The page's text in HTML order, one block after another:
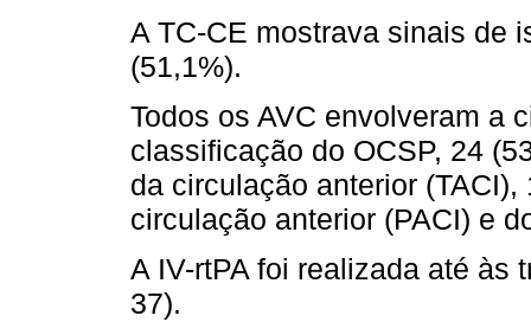
A TC-CE mostrava sinais de
(51,1%).
Todos os AVC envolveram a
classificação do OCSP, 24
da circulação anterior
circulação anterior (PACI) e
A IV-rtPA foi realizada até às
37).